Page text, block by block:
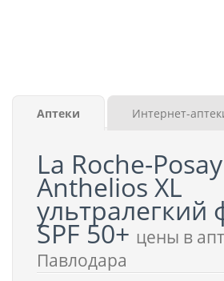
Аптеки Интернет-
La Roche-Posay
Anthelios XL
SPF 50+ цены в
Павлодара